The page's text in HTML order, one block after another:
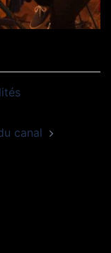
canal